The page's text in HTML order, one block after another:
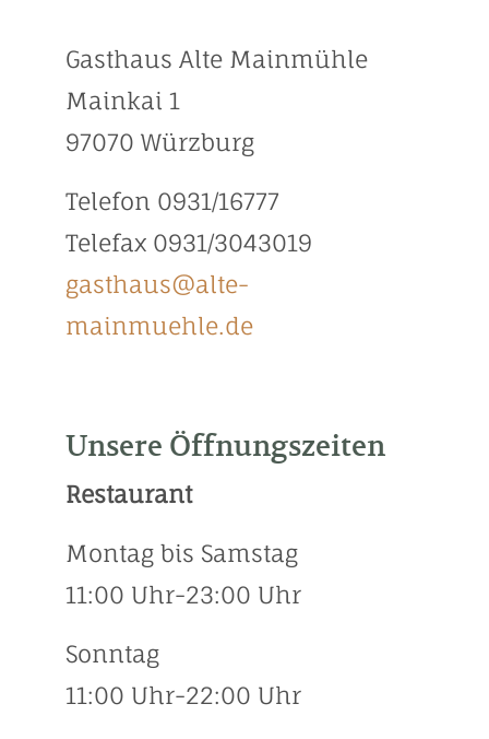
Mainmühle
Stellenangebote
Historie
Gasthaus Alte Mainmühle
Mainkai 1
97070 Würzburg
Telefon 0931/16777
Telefax 0931/3043019
gasthaus@alte-
mainmuehle.de
Unsere Öffnungszeiten
Restaurant
Montag bis Samstag
11:00 Uhr-23:00 Uhr
Sonntag
11:00 Uhr-22:00 Uhr